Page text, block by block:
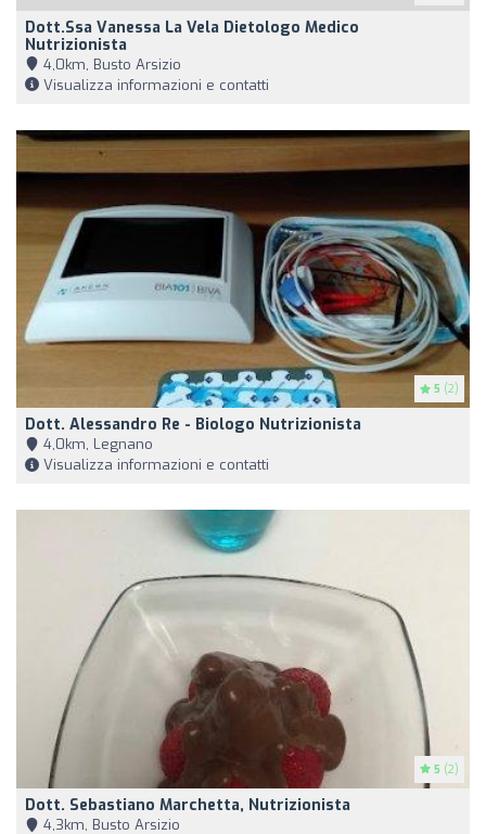
Dott.ssa Vanessa La Vela Dietologo Medico
Nutrizionista
4,0km, Busto Arsizio
Visualizza informazioni e contatti
5 (2)
Dott. Alessandro Re - Biologo Nutrizionista
4,0km, Legnano
Visualizza informazioni e contatti
5 (2)
Dott. Sebastiano Marchetta, Nutrizionista
4,3km, Busto Arsizio